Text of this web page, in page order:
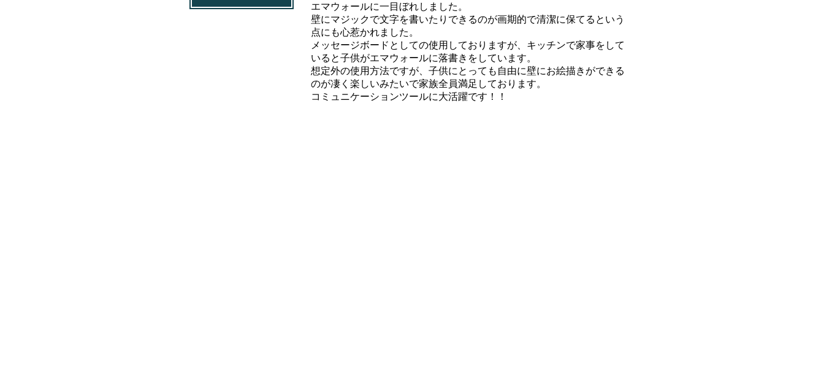
エマウォールに一目ぼれしました。
壁にマジックで文字を書いたりできるのが画期的で清潔に保てるという
点にも心惹かれました。
メッセージボードとしての使用しておりますが、キッチンで家事をして
いると子供がエマウォールに落書きをしています。
想定外の使用方法ですが、子供にとっても自由に壁にお絵描きができる
のが凄く楽しいみたいで家族全員満足しております。
コミュニケーションツールに大活躍です！！